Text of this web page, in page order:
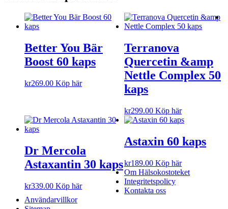
Better You Bär
Boost 60 kaps
kr269.00 Köp här
Terranova
Quercetin &amp
Nettle Complex 50
kaps
kr299.00 Köp här
Dr Mercola
Astaxantin 30 kaps
kr339.00 Köp här
Astaxin 60 kaps
kr189.00 Köp här
Om Hälsokostoteket
Integritetspolicy
Kontakta oss
Användarvillkor